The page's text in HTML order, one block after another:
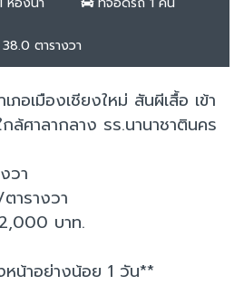
ตารางวา
อเมืองเชียงใหม่ สันผีเสื้อ เข้า
ล้ศาลากลาง รร.นานาชาตินคร
วา
ารางวา
บาท.
น้าอย่างน้อย 1 วัน**